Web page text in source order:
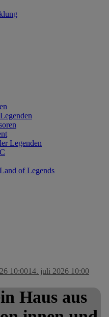
Legenden
of Legends
10:0014. juli 2026 10:00
Haus aus